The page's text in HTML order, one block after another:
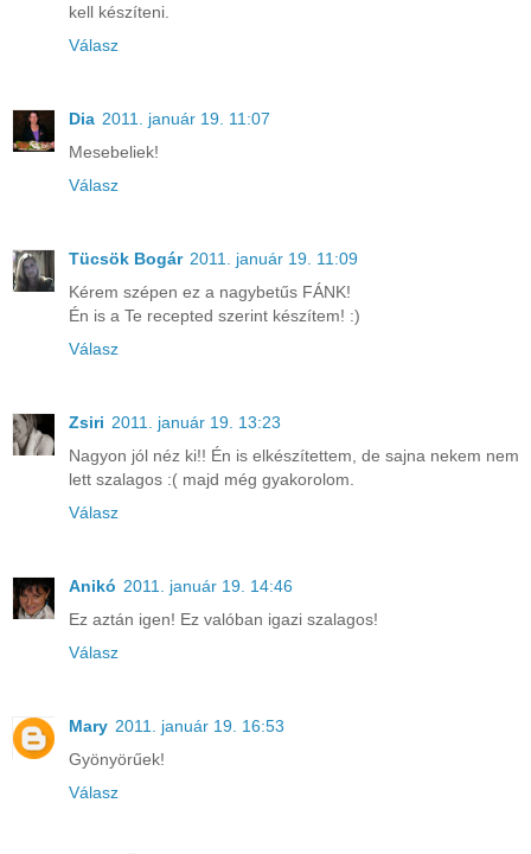
kell készíteni.
Válasz
Dia 2011. január 19. 11:07
Mesebeliek!
Válasz
Tücsök Bogár 2011. január 19. 11:09
Kérem szépen ez a nagybetűs FÁNK!
Én is a Te recepted szerint készítem! :)
Válasz
Zsiri 2011. január 19. 13:23
Nagyon jól néz ki!! Én is elkészítettem, de sajna nekem nem
lett szalagos :( majd még gyakorolom.
Válasz
Anikó 2011. január 19. 14:46
Ez aztán igen! Ez valóban igazi szalagos!
Válasz
Mary 2011. január 19. 16:53
Gyönyörűek!
Válasz